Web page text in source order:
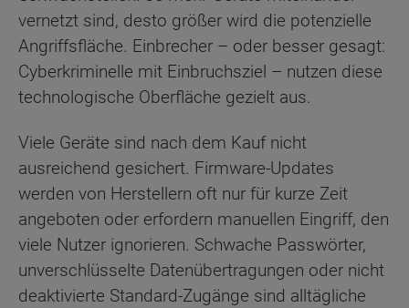
vernetzt sind, desto größer wird die potenzielle
Angriffsfläche. Einbrecher – oder besser gesagt:
Cyberkriminelle mit Einbruchsziel – nutzen diese
technologische Oberfläche gezielt aus.
Viele Geräte sind nach dem Kauf nicht
ausreichend gesichert. Firmware-Updates
werden von Herstellern oft nur für kurze Zeit
angeboten oder erfordern manuellen Eingriff, den
viele Nutzer ignorieren. Schwache Passwörter,
unverschlüsselte Datenübertragungen oder nicht
deaktivierte Standard-Zugänge sind alltägliche